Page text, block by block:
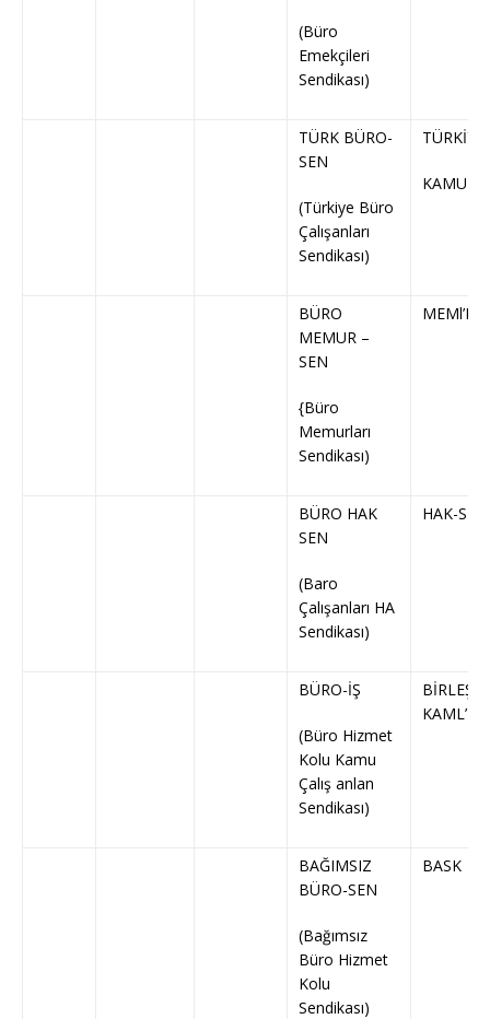
(Büro
Emekçileri
Sendikası)
TÜRK BÜRO-
SEN
(Türkiye Büro
Çalışanları
Sendikası)
TÜRKİYE
KAMU-
BÜRO
MEMUR –
SEN
{Büro
Memurları
Sendikası)
MEMl’R-
BÜRO HAK
SEN
(Baro
Çalışanları HA
Sendikası)
HAK-SEN
BÜRO-İŞ
(Büro Hizmet
Kolu Kamu
Çalış anlan
Sendikası)
BİRLEŞİK
KAML’-İŞ
BAĞIMSIZ
BÜRO-SEN
(Bağımsız
Büro Hizmet
Kolu
Sendikası)
BASK